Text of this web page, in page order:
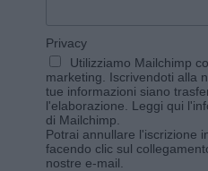
Privacy
Utilizziamo Mailchimp
marketing. Iscrivendoti alla
tue informazioni siano
l'elaborazione. Leggi qui
di Mailchimp
Potrai annullare l'iscrizione
facendo clic sul
nostre e-mail.